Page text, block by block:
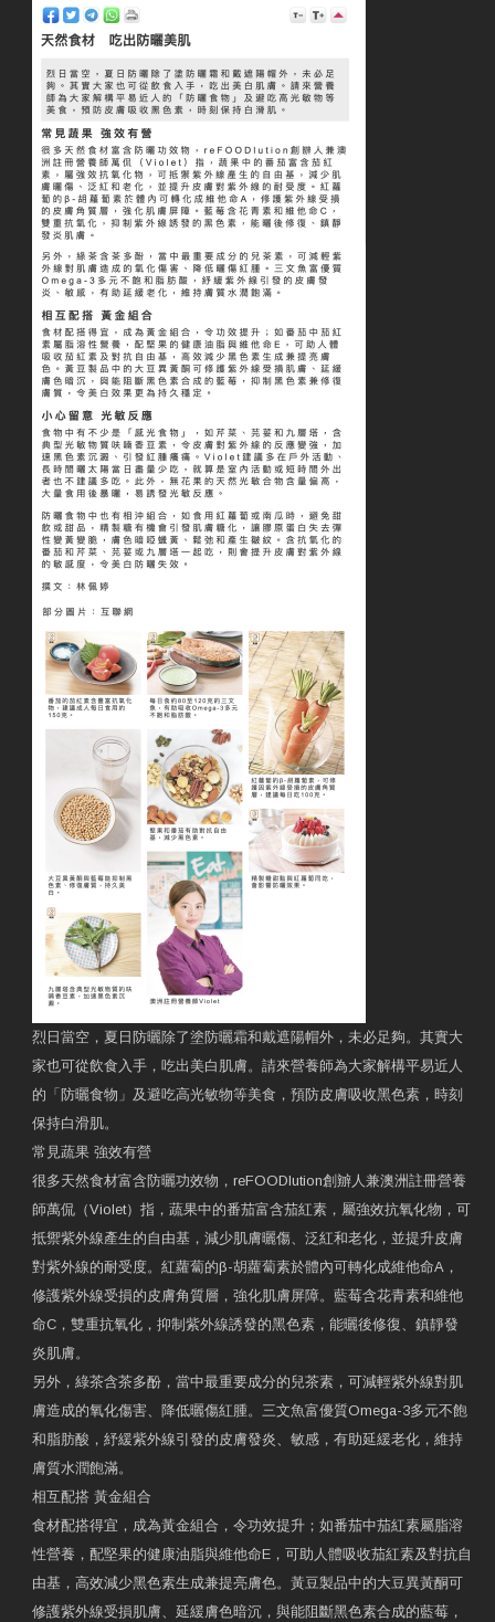
烈日當空，夏日防曬除了塗防曬霜和戴遮陽帽外，未必足夠。其實大
家也可從飲食入手，吃出美白肌膚。請來營養師為大家解構平易近人
的「防曬食物」及避吃高光敏物等美食，預防皮膚吸收黑色素，時刻
保持白滑肌。
常見蔬果 強效有營
很多天然食材富含防曬功效物，reFOODlution創辧人兼澳洲註冊營養
師萬侃（Violet）指，蔬果中的番茄富含茄紅素，屬強效抗氧化物，可
抵禦紫外線產生的自由基，減少肌膚曬傷、泛紅和老化，並提升皮膚
對紫外線的耐受度。紅蘿蔔的β-胡蘿蔔素於體內可轉化成維他命A，
修護紫外線受損的皮膚角質層，強化肌膚屏障。藍莓含花青素和維他
命C，雙重抗氧化，抑制紫外線誘發的黑色素，能曬後修復、鎮靜發
炎肌膚。
另外，綠茶含茶多酚，當中最重要成分的兒茶素，可減輕紫外線對肌
膚造成的氧化傷害、降低曬傷紅腫。三文魚富優質Omega-3多元不飽
和脂肪酸，紓緩紫外線引發的皮膚發炎、敏感，有助延緩老化，維持
膚質水潤飽滿。
相互配搭 黃金組合
食材配搭得宜，成為黃金組合，令功效提升；如番茄中茄紅素屬脂溶
性營養，配堅果的健康油脂與維他命E，可助人體吸收茄紅素及對抗自
由基，高效減少黑色素生成兼提亮膚色。黃豆製品中的大豆異黃酮可
修護紫外線受損肌膚、延緩膚色暗沉，與能阻斷黑色素合成的藍莓，